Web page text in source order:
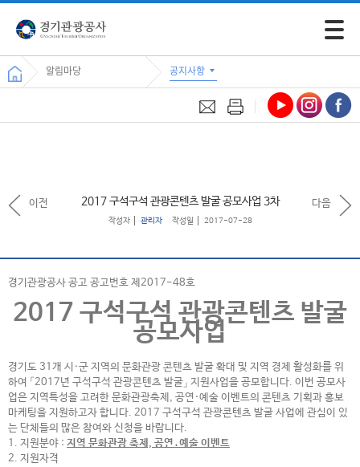
모바일
알림마당 공지사항
2017 구석구석 관광콘텐츠 발굴 공모사업 3차
작성자 관리자 작성일 2017-07-28
이전 다음
경기관광공사 공고 공고번호 제2017-48호
2017 구석구석 관광콘텐츠 발굴
공모사업
경기도 31개 시·군 지역의 문화관광 콘텐츠 발굴 확대 및 지역 경제 활성화를 위
하여 「2017년 구석구석 관광콘텐츠 발굴」 지원사업을 공모합니다. 이번 공모사
업은 지역특성을 고려한 문화관광축제, 공연·예술 이벤트의 콘텐츠 기획과 홍보
마케팅을 지원하고자 합니다. 2017 구석구석 관광콘텐츠 발굴 사업에 관심이 있
는 단체들의 많은 참여와 신청을 바랍니다.
1. 지원분야 : 지역 문화관광 축제, 공연․예술 이벤트
2. 지원자격